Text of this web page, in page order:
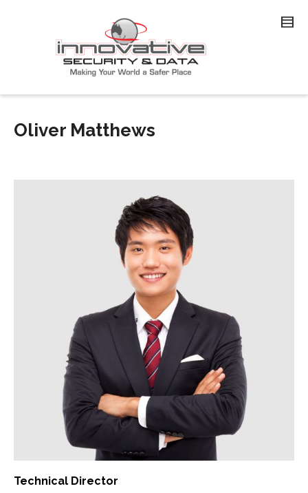
Oliver Matthews
Technical Director